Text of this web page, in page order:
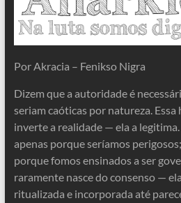
Por Akracia – Fenikso Nigra
Dizem que a autoridade é
seriam caóticas por natureza.
inverte a realidade — ela a
apenas porque seríamos
porque fomos ensinados a ser
raramente nasce do consenso —
ritualizada e incorporada até